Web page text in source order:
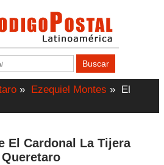
» Ezequiel Montes » El
El Cardonal La Tijera